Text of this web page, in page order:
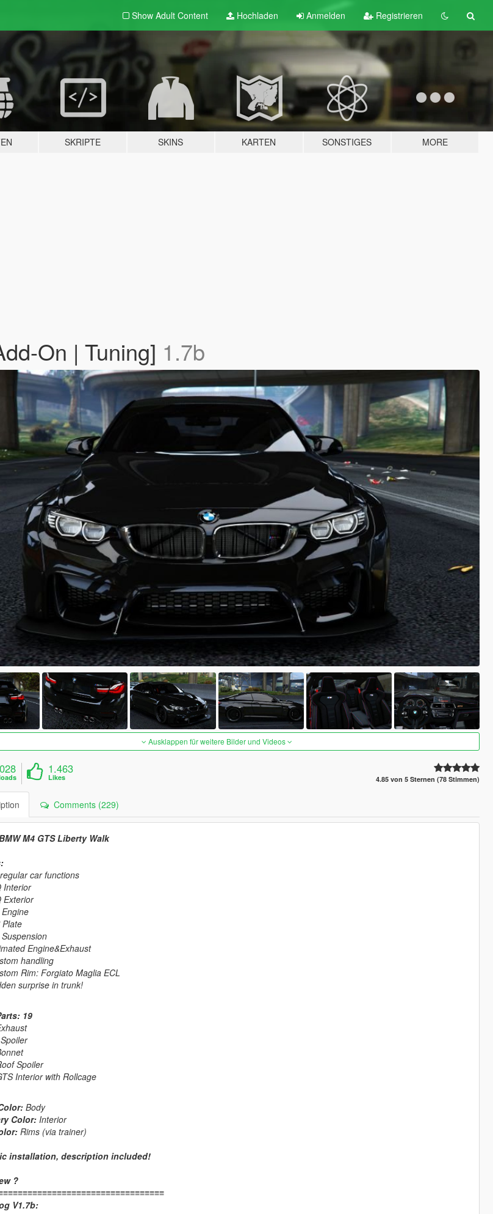
Show Adult Content Hochladen Anmelden Registrieren
SKRIPTE SKINS KARTEN SONSTIGES MORE
On | Tuning] 1.7b
Ausklappen für weitere Bilder und Videos
1.463
Likes 4.85 von 5 Sternen (78 Stimmen)
Comments (229)
M4 GTS Liberty Walk
car functions
Interior
Exterior
Plate
Engine&Exhaust
handling
Rim: Forgiato Maglia ECL
surprise in trunk!
19
Spoiler
Interior with Rollcage
Body
Color:Interior
Rims (via trainer)
installation, description included!
?
V1.7b: